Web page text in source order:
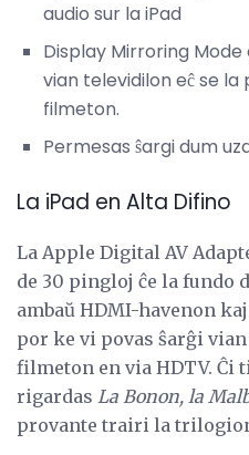
audio sur la iPad
Display Mirroring
vian televidilon eĉ se
filmeton.
Permesas ŝargi dum
La iPad en Alta Difino
La Apple Digital AV
de 30 pingloj ĉe la fundo
ambaŭ HDMI-havenon
por ke vi povas ŝarĝi
filmeton en via HDTV. Ĉi
rigardas La Bonon, la
provante trairi la